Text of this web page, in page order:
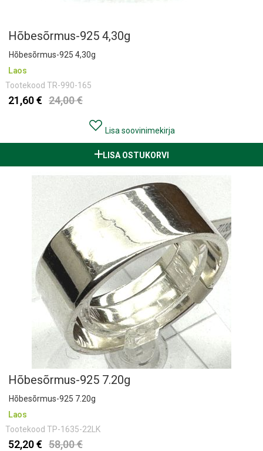
Hõbesõrmus-925 4,30g
Hõbesõrmus-925 4,30g
Laos
Tootekood TR-990-165
21,60 € 24,00 €
Lisa soovinimekirja
LISA OSTUKORVI
Hõbesõrmus-925 7.20g
Hõbesõrmus-925 7.20g
Laos
Tootekood TP-1635-22LK
52,20 € 58,00 €